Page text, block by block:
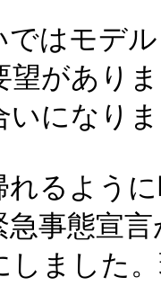
はモデ
望があり
いになり
るよう
事態宣
しました